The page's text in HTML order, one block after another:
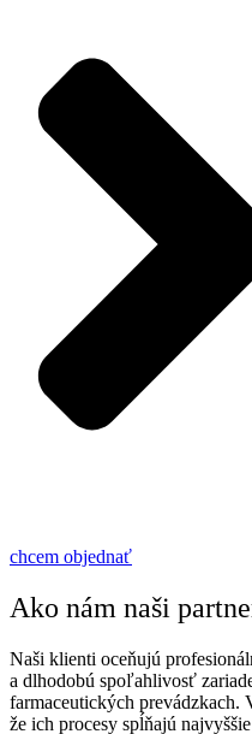
chcem objednať
Ako nám naši
Naši klienti oceňujú
a dlhodobú spoľahlivosť
farmaceutických prevádzkach.
že ich procesy spĺňajú